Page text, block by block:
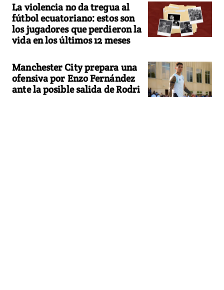
La violencia no da tregua al
fútbol ecuatoriano: estos son
los jugadores que perdieron la
vida en los últimos 12 meses
Manchester City prepara una
ofensiva por Enzo Fernández
ante la posible salida de Rodri